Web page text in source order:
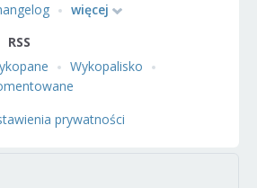
więcej
RSS
Wykopalisko
prywatności